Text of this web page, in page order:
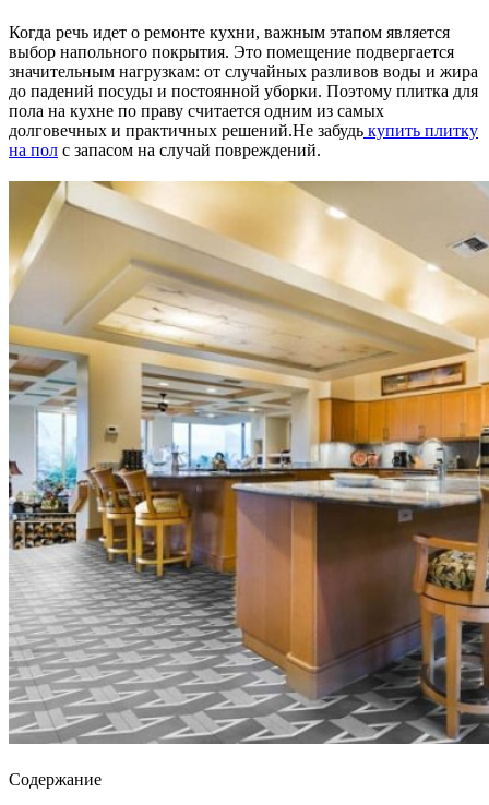
Когда речь идет о ремонте кухни, важным этапом является
выбор напольного покрытия. Это помещение подвергается
значительным нагрузкам: от случайных разливов воды и жира
до падений посуды и постоянной уборки. Поэтому плитка для
пола на кухне по праву считается одним из самых
долговечных и практичных решений.Не забудь купить плитку
на пол с запасом на случай повреждений.
Содержание